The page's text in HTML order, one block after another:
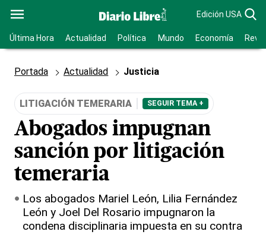
Edición USA
Última Hora Actualidad Política Mundo Economía
Portada Actualidad Justicia
LITIGACIÓN TEMERARIA SEGUIR TEMA +
Abogados impugnan
sanción por litigación
temeraria
Los abogados Mariel León, Lilia Fernández
León y Joel Del Rosario impugnaron la
condena disciplinaria impuesta en su contra